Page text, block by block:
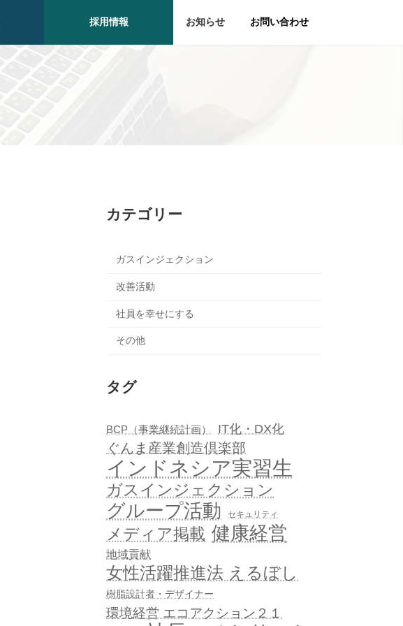
採用情報 お知らせ お問い合わせ
カテゴリー
ガスインジェクション
改善活動
社員を幸せにする
その他
タグ
BCP（事業継続計画） IT化・DX化
ぐんま産業創造倶楽部
インドネシア実習生
ガスインジェクション
グループ活動 セキュリティ
メディア掲載 健康経営
地域貢献
女性活躍推進法 えるぼし
樹脂設計者・デザイナー
環境経営 エコアクション２１